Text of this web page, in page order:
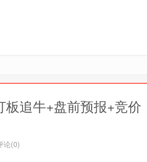
板追牛+盘前预报+竞价
论(0)